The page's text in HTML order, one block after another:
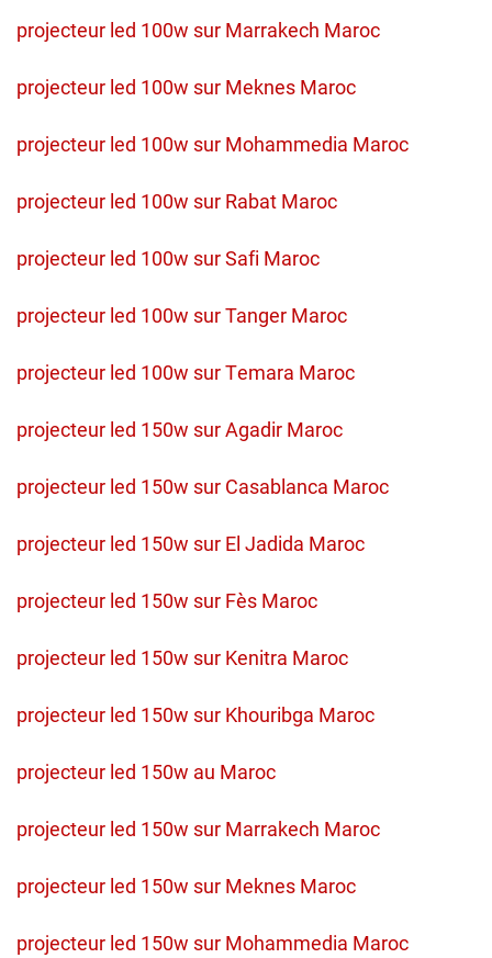
projecteur led 100w sur Marrakech Maroc
projecteur led 100w sur Meknes Maroc
projecteur led 100w sur Mohammedia Maroc
projecteur led 100w sur Rabat Maroc
projecteur led 100w sur Safi Maroc
projecteur led 100w sur Tanger Maroc
projecteur led 100w sur Temara Maroc
projecteur led 150w sur Agadir Maroc
projecteur led 150w sur Casablanca Maroc
projecteur led 150w sur El Jadida Maroc
projecteur led 150w sur Fès Maroc
projecteur led 150w sur Kenitra Maroc
projecteur led 150w sur Khouribga Maroc
projecteur led 150w au Maroc
projecteur led 150w sur Marrakech Maroc
projecteur led 150w sur Meknes Maroc
projecteur led 150w sur Mohammedia Maroc